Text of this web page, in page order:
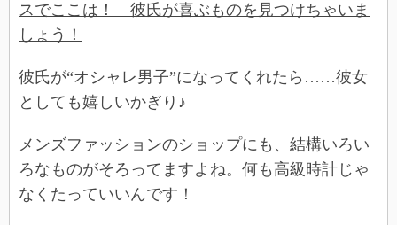
スでここは！ 彼氏が喜ぶものを見つけちゃいま
しょう！
彼氏が“オシャレ男子”になってくれたら……彼女
としても嬉しいかぎり♪
メンズファッションのショップにも、結構いろい
ろなものがそろってますよね。何も高級時計じゃ
なくたっていいんです！